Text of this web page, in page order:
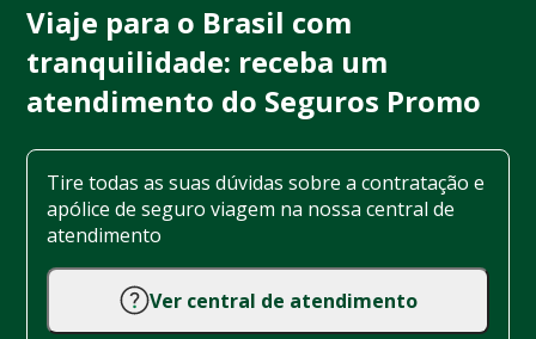
Viaje para o Brasil com
tranquilidade: receba um
atendimento do Seguros Promo
Tire todas as suas dúvidas sobre a contratação e
apólice de seguro viagem na nossa central de
atendimento
Ver central de atendimento